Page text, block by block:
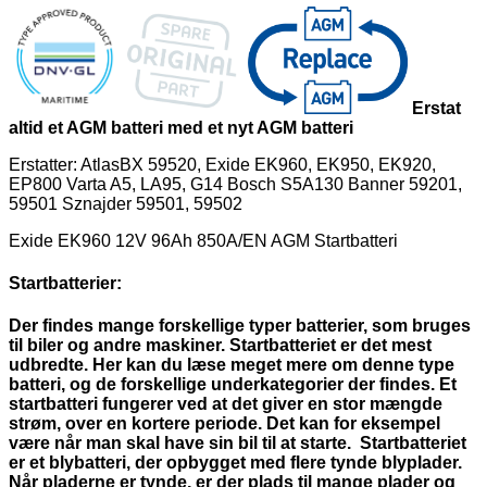
Erstat
altid et AGM batteri med et nyt AGM batteri
Erstatter: AtlasBX 59520, Exide EK960, EK950, EK920,
EP800 Varta A5, LA95, G14 Bosch S5A130 Banner 59201,
59501 Sznajder 59501, 59502
Exide EK960 12V 96Ah 850A/EN AGM Startbatteri
Startbatterier:
Der findes mange forskellige typer batterier, som bruges
til biler og andre maskiner. Startbatteriet er det mest
udbredte. Her kan du læse meget mere om denne type
batteri, og de forskellige underkategorier der findes. Et
startbatteri fungerer ved at det giver en stor mængde
strøm, over en kortere periode. Det kan for eksempel
være når man skal have sin bil til at starte. Startbatteriet
er et blybatteri, der opbygget med flere tynde blyplader.
Når pladerne er tynde, er der plads til mange plader og